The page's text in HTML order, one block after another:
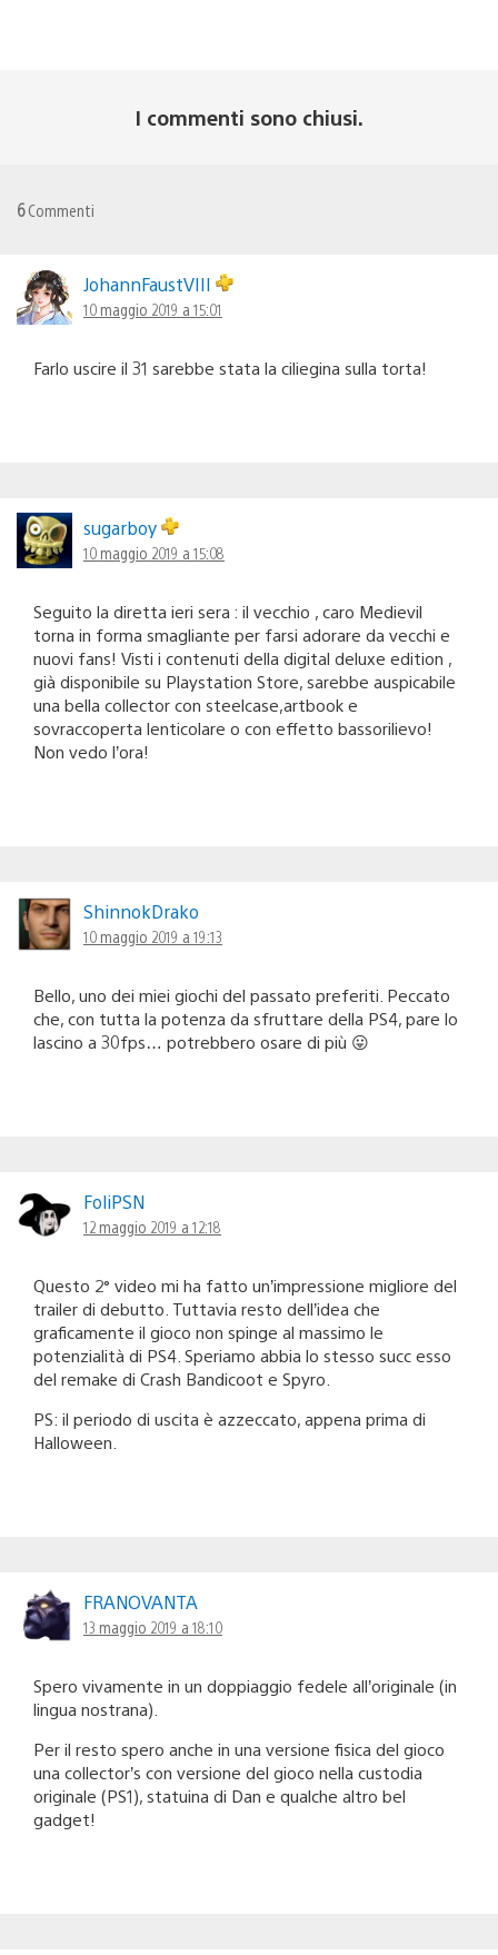
I commenti sono chiusi.
6Commenti
JohannFaustVIII
10 maggio 2019 a 15:01
Farlo uscire il 31 sarebbe stata la ciliegina sulla torta!
sugarboy
10 maggio 2019 a 15:08
Seguito la diretta ieri sera : il vecchio , caro Medievil
torna in forma smagliante per farsi adorare da vecchi e
nuovi fans! Visti i contenuti della digital deluxe edition ,
già disponibile su Playstation Store, sarebbe auspicabile
una bella collector con steelcase,artbook e
sovraccoperta lenticolare o con effetto bassorilievo!
Non vedo l’ora!
ShinnokDrako
10 maggio 2019 a 19:13
Bello, uno dei miei giochi del passato preferiti. Peccato
che, con tutta la potenza da sfruttare della PS4, pare lo
lascino a 30fps… potrebbero osare di più 😛
FoliPSN
12 maggio 2019 a 12:18
Questo 2° video mi ha fatto un’impressione migliore del
trailer di debutto. Tuttavia resto dell’idea che
graficamente il gioco non spinge al massimo le
potenzialità di PS4. Speriamo abbia lo stesso succ esso
del remake di Crash Bandicoot e Spyro.
PS: il periodo di uscita è azzeccato, appena prima di
Halloween.
FRANOVANTA
13 maggio 2019 a 18:10
Spero vivamente in un doppiaggio fedele all’originale (in
lingua nostrana).
Per il resto spero anche in una versione fisica del gioco
una collector’s con versione del gioco nella custodia
originale (PS1), statuina di Dan e qualche altro bel
gadget!